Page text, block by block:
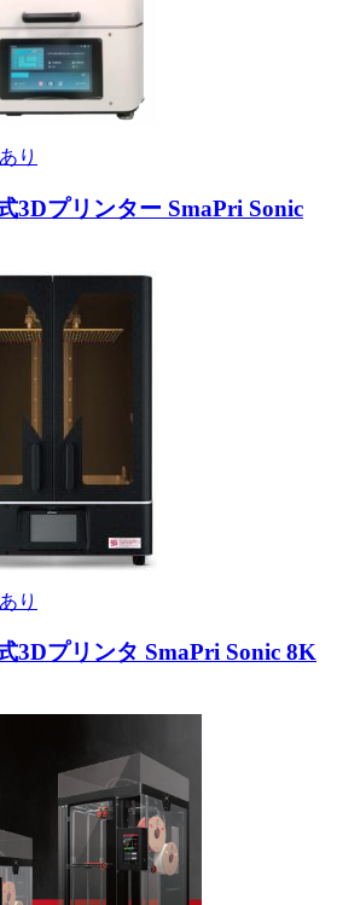
3Dプリンター SmaPri Sonic
3Dプリンタ SmaPri Sonic 8K